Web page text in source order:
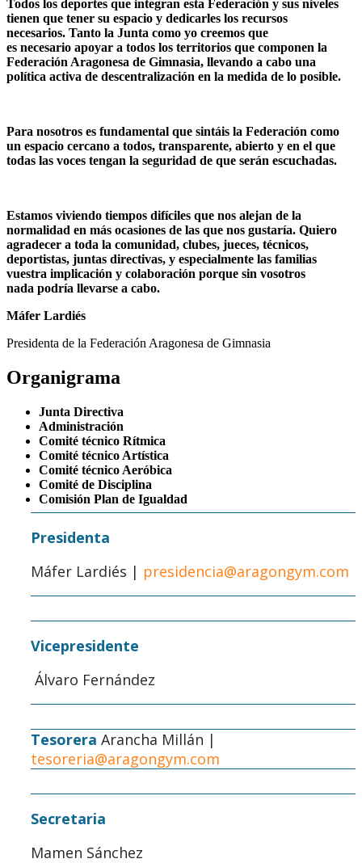
Todos los deportes que integran esta Federación y sus niveles
tienen que tener su espacio y dedicarles los recursos
necesarios. Tanto la Junta como yo creemos que
es necesario apoyar a todos los territorios que componen la
Federación Aragonesa de Gimnasia, llevando a cabo una
política activa de descentralización en la medida de lo posible.
Para nosotros es fundamental que sintáis la Federación como
un espacio cercano a todos, transparente, abierto y en el que
todas las voces tengan la seguridad de que serán escuchadas.
Estamos viviendo tiempos difíciles que nos alejan de la
normalidad en más ocasiones de las que nos gustaría. Quiero
agradecer a toda la comunidad, clubes, jueces, técnicos,
deportistas, juntas directivas, y especialmente las familias
vuestra implicación y colaboración porque sin vosotros
nada podría llevarse a cabo.
Máfer Lardiés
Presidenta de la Federación Aragonesa de Gimnasia
Organigrama
Junta Directiva
Administración
Comité técnico Rítmica
Comité técnico Artística
Comité técnico Aeróbica
Comité de Disciplina
Comisión Plan de Igualdad
Presidenta
Máfer Lardiés | presidencia@aragongym.com
Vicepresidente
Álvaro Fernández
Tesorera Arancha Millán |
tesoreria@aragongym.com
Secretaria
Mamen Sánchez